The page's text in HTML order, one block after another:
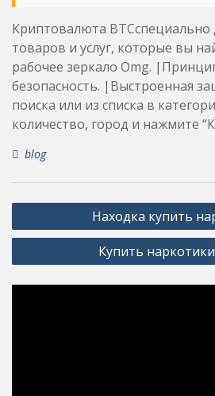
Криптовалюта BTCспециально
товаров и услуг, которые вы
рабочее зеркало Omg.
безопасность. |Выстроенная
поиска или из списка в
количество, город и нажмите
blog
Post
navigation
Находка купить
Купить